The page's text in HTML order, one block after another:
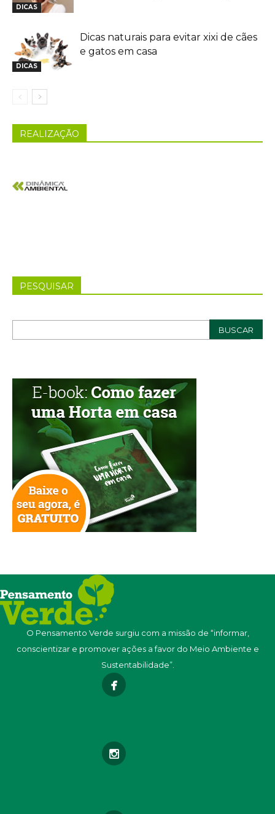
DICAS
DICAS
Dicas naturais para evitar xixi de cães
e gatos em casa
REALIZAÇÃO
PESQUISAR
O Pensamento Verde surgiu com a missão de “informar,
conscientizar e promover ações a favor do Meio Ambiente e
Sustentabilidade”.